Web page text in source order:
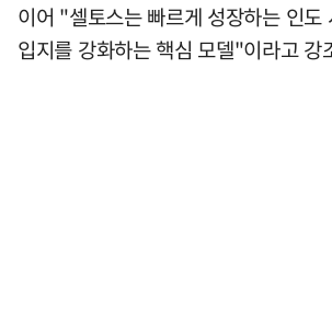
이어 "셀토스는 빠르게 성장하는 인도
입지를 강화하는 핵심 모델"이라고 강